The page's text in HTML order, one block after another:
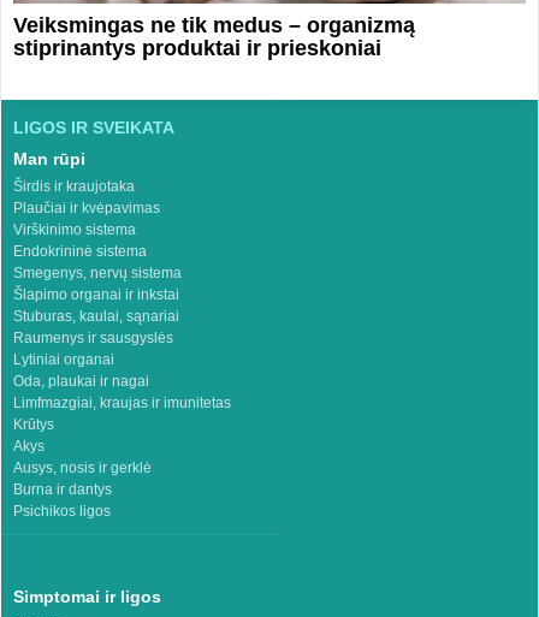
Veiksmingas ne tik medus – organizmą
stiprinantys produktai ir prieskoniai
LIGOS IR SVEIKATA
Man rūpi
Širdis ir kraujotaka
Plaučiai ir kvėpavimas
Virškinimo sistema
Endokrininė sistema
Smegenys, nervų sistema
Šlapimo organai ir inkstai
Stuburas, kaulai, sąnariai
Raumenys ir sausgyslės
Lytiniai organai
Oda, plaukai ir nagai
Limfmazgiai, kraujas ir imunitetas
Krūtys
Akys
Ausys, nosis ir gerklė
Burna ir dantys
Psichikos ligos
Simptomai ir ligos